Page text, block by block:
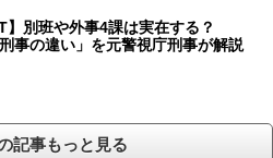
】別班や外事4課は実在する？
刑事の違い」を元警視庁刑事が解説
記事もっと見る